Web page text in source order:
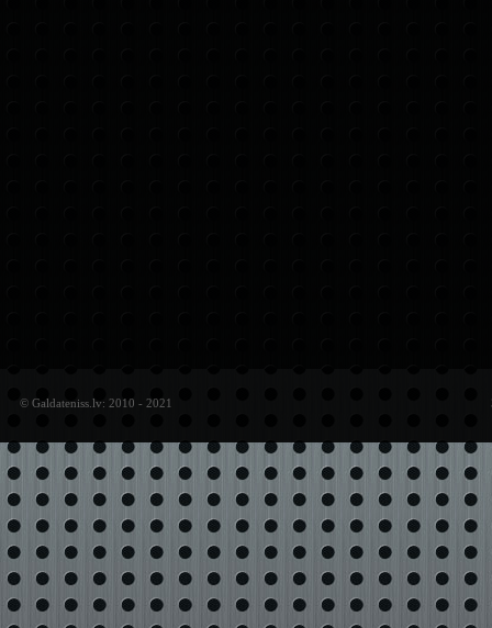
© Galdateniss.lv: 2010 - 2021